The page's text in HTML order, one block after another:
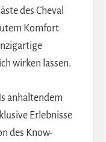
des Cheval
Komfort
wirken lassen.
anhaltendem
Erlebnisse
des Know-